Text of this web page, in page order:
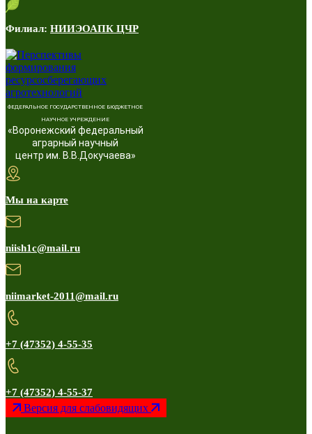
Филиал: НИИЭОАПК ЦЧР
ФЕДЕРАЛЬНОЕ ГОСУДАРСТВЕННОЕ БЮДЖЕТНОЕ
НАУЧНОЕ УЧРЕЖДЕНИЕ
«Воронежский федеральный
аграрный научный
центр им. В.В.Докучаева»
Мы на карте
niish1c@mail.ru
niimarket-2011@mail.ru
+7 (47352) 4-55-35
+7 (47352) 4-55-37
Версия для слабовидящих